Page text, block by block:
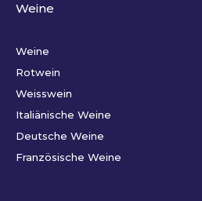
Weine
Weine
Rotwein
Weisswein
Italiänische Weine
Deutsche Weine
Französische Weine